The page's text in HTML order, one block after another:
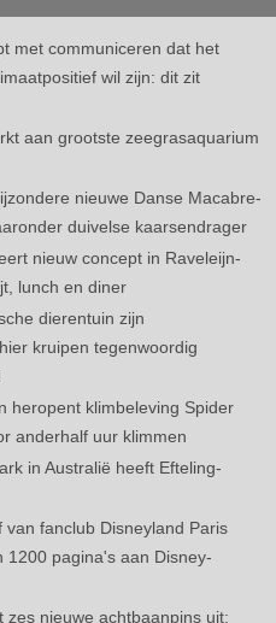
met communiceren dat het
wil zijn: dit zit
aan grootste zeegrasaquarium
nieuwe Danse Macabre-
duivelse kaarsendrager
nieuw concept in Raveleijn-
lunch en diner
dierentuin zijn
kruipen tegenwoordig
heropent klimbeleving Spider
anderhalf uur klimmen
in Australië heeft Efteling-
van fanclub Disneyland Paris
1200 pagina's aan Disney-
zes nieuwe achtbaanpins uit: